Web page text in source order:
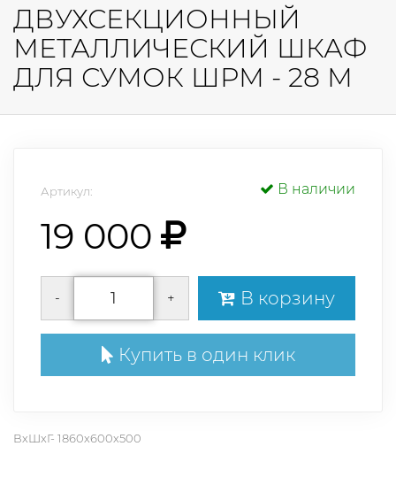
ДВУХСЕКЦИОННЫЙ
МЕТАЛЛИЧЕСКИЙ ШКАФ
ДЛЯ СУМОК ШРМ - 28 М
Артикул: В наличии
19 000
- + В корзину
Купить в один клик
ВхШхГ- 1860х600х500